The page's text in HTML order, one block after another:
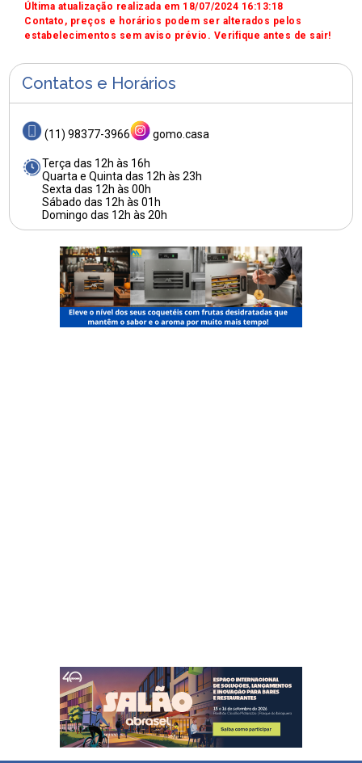
Última atualização realizada em 18/07/2024 16:13:18
Contato, preços e horários podem ser alterados pelos
estabelecimentos sem aviso prévio. Verifique antes de sair!
Contatos e Horários
(11) 98377-3966 gomo.casa
Terça das 12h às 16h
Quarta e Quinta das 12h às 23h
Sexta das 12h às 00h
Sábado das 12h às 01h
Domingo das 12h às 20h